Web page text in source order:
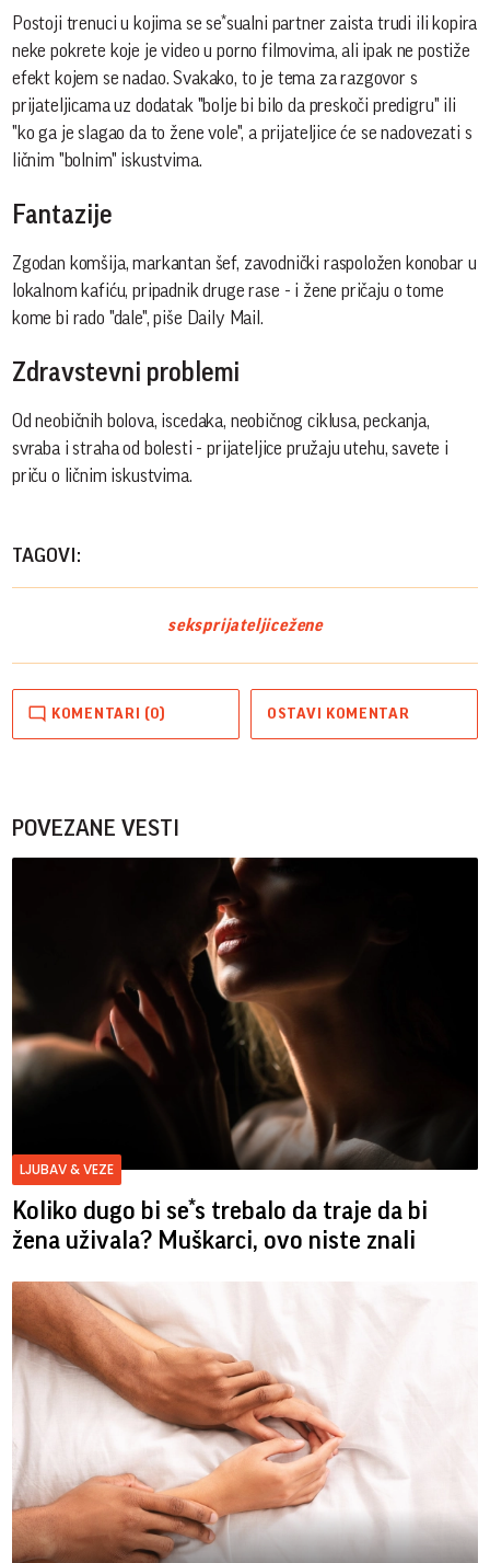
Postoji trenuci u kojima se se*sualni partner zaista trudi ili kopira
neke pokrete koje je video u porno filmovima, ali ipak ne postiže
efekt kojem se nadao. Svakako, to je tema za razgovor s
prijateljicama uz dodatak "bolje bi bilo da preskoči predigru" ili
"ko ga je slagao da to žene vole", a prijateljice će se nadovezati s
ličnim "bolnim" iskustvima.
Fantazije
Zgodan komšija, markantan šef, zavodnički raspoložen konobar u
lokalnom kafiću, pripadnik druge rase - i žene pričaju o tome
kome bi rado "dale", piše Daily Mail.
Zdravstevni problemi
Od neobičnih bolova, iscedaka, neobičnog ciklusa, peckanja,
svraba i straha od bolesti - prijateljice pružaju utehu, savete i
priču o ličnim iskustvima.
TAGOVI:
seksprijateljicežene
KOMENTARI (0) OSTAVI KOMENTAR
POVEZANE VESTI
LJUBAV & VEZE
Koliko dugo bi se*s trebalo da traje da bi
žena uživala? Muškarci, ovo niste znali